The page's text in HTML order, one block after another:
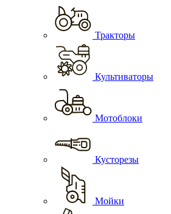
Тракторы
Культиваторы
Мотоблоки
Кусторезы
Мойки